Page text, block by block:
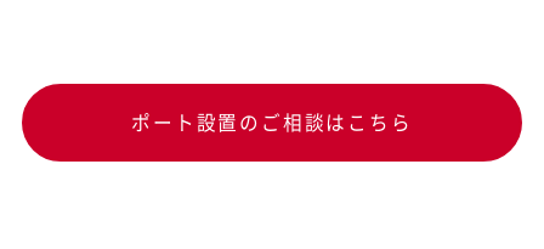
ポート設置のご相談はこちら